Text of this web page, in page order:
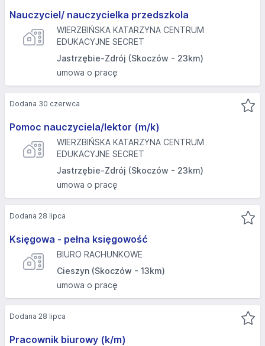
Nauczyciel/ nauczycielka przedszkola
WIERZBIŃSKA KATARZYNA CENTRUM
EDUKACYJNE SECRET
Jastrzębie-Zdrój (Skoczów - 23km)
umowa o pracę
Pomoc nauczyciela/lektor (m/k)
WIERZBIŃSKA KATARZYNA CENTRUM
EDUKACYJNE SECRET
Jastrzębie-Zdrój (Skoczów - 23km)
umowa o pracę
Dodana 30 czerwca
Księgowa - pełna księgowość
BIURO RACHUNKOWE
Cieszyn (Skoczów - 13km)
umowa o pracę
Dodana 28 lipca
Pracownik biurowy (k/m)
Dodana 28 lipca